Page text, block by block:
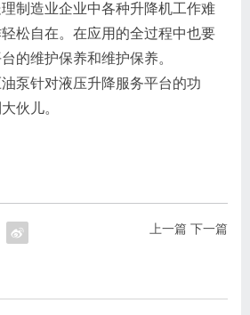
制造业企业中各种升降机工作难
松自在。在应用的全过程中也要
的维护保养和维护保养。
泵针对液压升降服务平台的功
伙儿。
上一篇 下一篇